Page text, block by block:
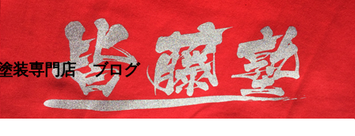
装専門店 ブログ